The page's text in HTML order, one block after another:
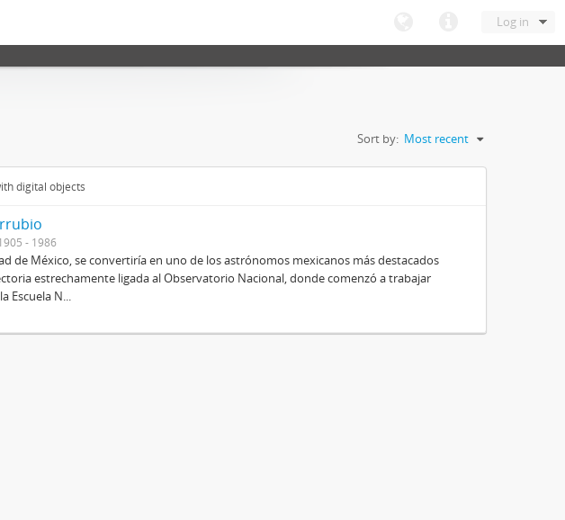
Log in
Sort by: Most recent
digital objects
- 1986
de México, se convertiría en uno de los astrónomos mexicanos más destacados
estrechamente ligada al Observatorio Nacional, donde comenzó a trabajar
Escuela N...